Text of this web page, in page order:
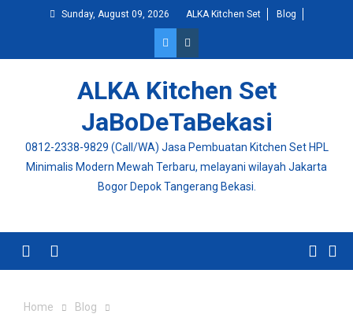
Sunday, August 09, 2026 ALKA Kitchen Set Blog
ALKA Kitchen Set
JaBoDeTaBekasi
0812-2338-9829 (Call/WA) Jasa Pembuatan Kitchen Set HPL
Minimalis Modern Mewah Terbaru, melayani wilayah Jakarta
Bogor Depok Tangerang Bekasi.
Home
Blog